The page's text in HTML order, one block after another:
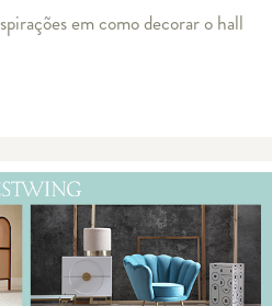
em como decorar o hall